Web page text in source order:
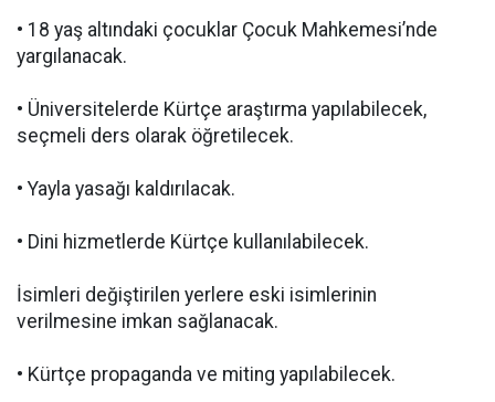
• 18 yaş altındaki çocuklar Çocuk Mahkemesi’nde
yargılanacak.
• Üniversitelerde Kürtçe araştırma yapılabilecek,
seçmeli ders olarak öğretilecek.
• Yayla yasağı kaldırılacak.
• Dini hizmetlerde Kürtçe kullanılabilecek.
İsimleri değiştirilen yerlere eski isimlerinin
verilmesine imkan sağlanacak.
• Kürtçe propaganda ve miting yapılabilecek.